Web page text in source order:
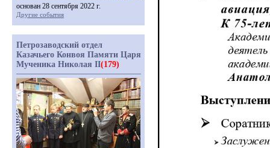
основан 28 сентября 2022 г.
Другие события
Петрозаводский отдел
Казачьего Конвоя Памяти Царя
Мученика Николая II(179)